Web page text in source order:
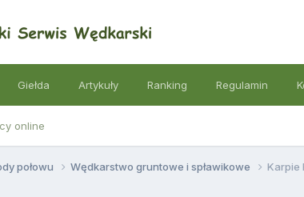
online
Giełda Artykuły Ranking Regulamin
połowu Wędkarstwo gruntowe i spławikowe Karpie